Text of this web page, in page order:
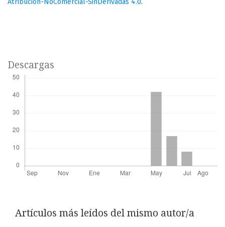
Atribución-NoComercial-SinDerivadas 4.0.
Descargas
Artículos más leídos del mismo autor/a